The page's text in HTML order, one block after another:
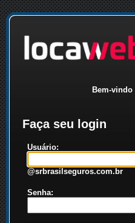
Bem-vindo
Faça seu login
Usuário:
@srbrasilseguros.com.br
Senha: